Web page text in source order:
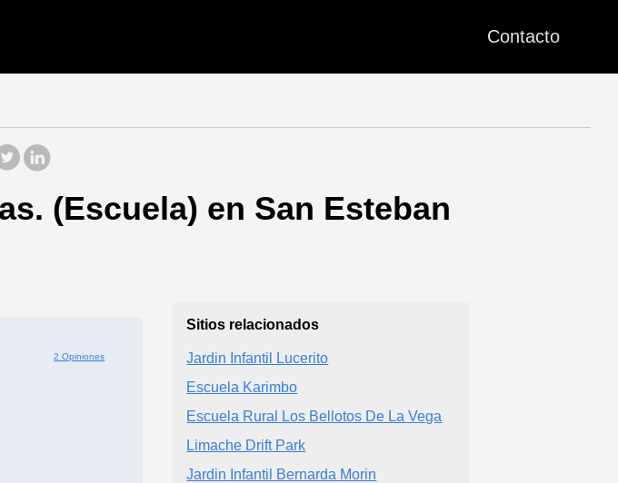
Contacto
(Escuela) en San Esteban
2 Opiniones
Sitios relacionados
Jardin Infantil Lucerito
Escuela Karimbo
Escuela Rural Los Bellotos De La Vega
Limache Drift Park
Jardin Infantil Bernarda Morin